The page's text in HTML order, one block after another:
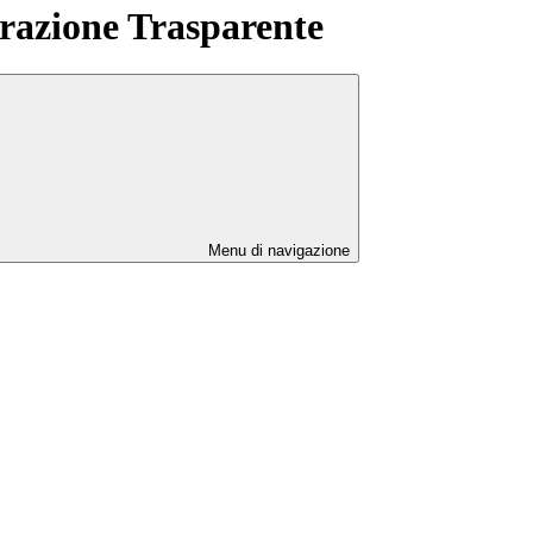
Trasparente
Menu di navigazione